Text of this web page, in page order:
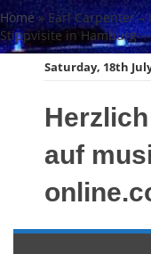
Skip
to
content
Home» Earl Carpenter
Stippvisite in Hamburg
Saturday, 18th
auf